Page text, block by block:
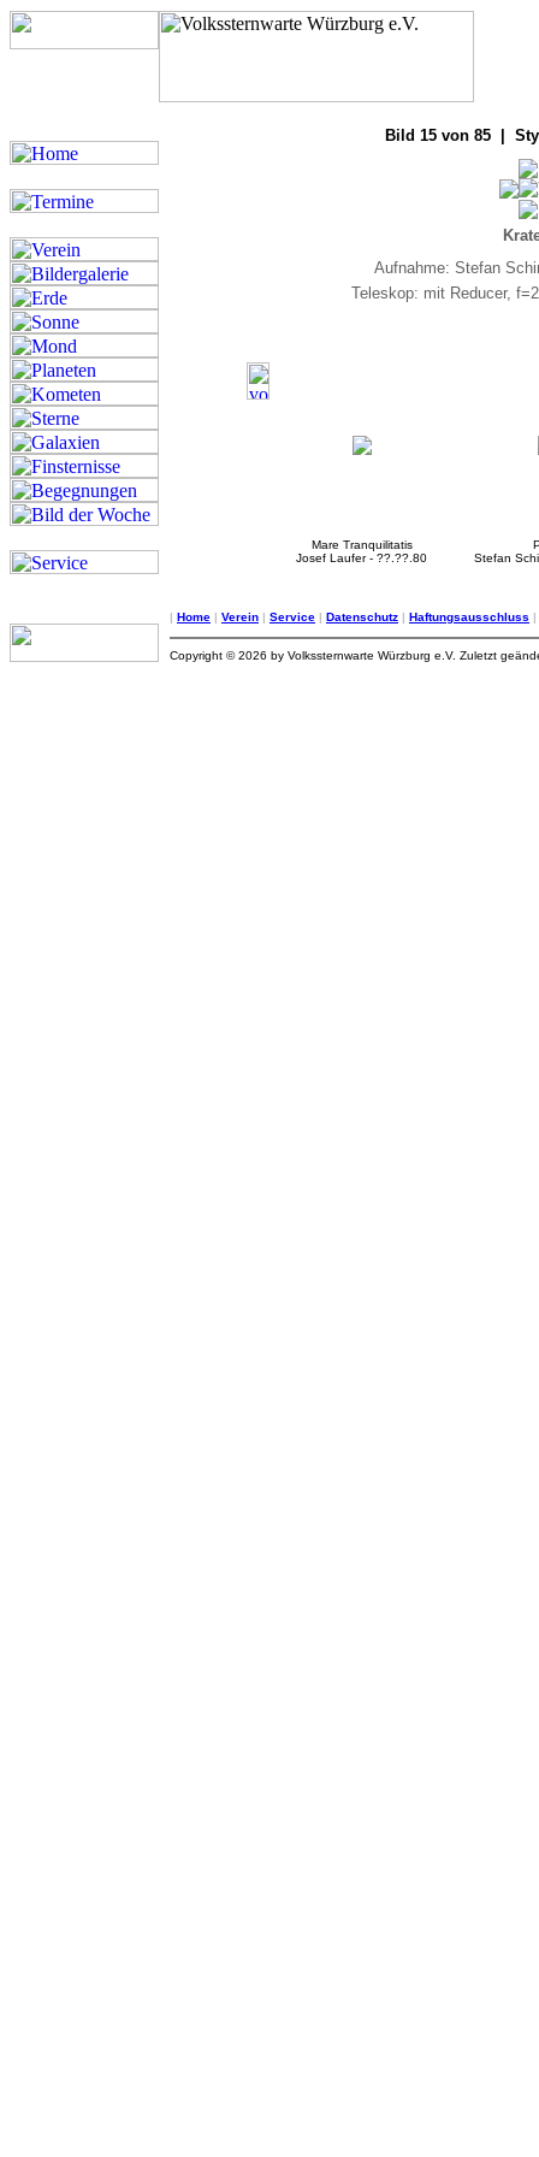
Bild 15 von 85 |
Aufnahme: Stefan
Teleskop: mit Reducer,
Mare Tranquilitatis
Josef Laufer - ??.??.80
Stefan
| Home | Verein | Service | Datenschutz | Haftungsausschluss |
Copyright © 2026 by Volkssternwarte Würzburg e.V. Zuletzt